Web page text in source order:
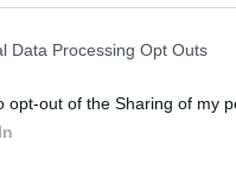
Data Processing Opt Outs
opt-out of the Sharing of my
κλειστές
ρόλο της